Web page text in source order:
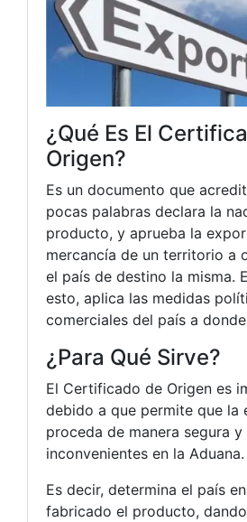
¿Qué Es El
Origen?
Es un documento que
pocas palabras declara la
producto, y aprueba la
mercancía de un territorio a
el país de destino la misma.
esto, aplica las medidas
comerciales del país a
¿Para Qué Sirve?
El Certificado de Origen es
debido a que permite que la
proceda de manera segura y
inconvenientes en la Aduana.
Es decir, determina el país
fabricado el producto,